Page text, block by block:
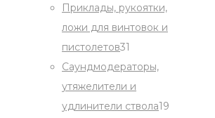
products
Приклады, рукоятки,
ложи для винтовок и
пистолетов31
products
Саундмодераторы,
утяжелители и
удлинители ствола19